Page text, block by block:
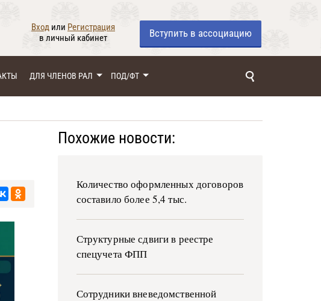
Вход или Регистрация
в личный кабинет
Вступить в ассоциацию
ДЛЯ ЧЛЕНОВ РАЛ ПОД/ФТ
Похожие новости:
Количество оформленных договоров
составило более 5,4 тыс.
Структурные сдвиги в реестре
спецучета ФПП
Сотрудники вневедомственной